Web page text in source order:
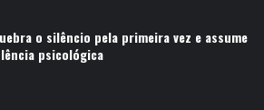
o silêncio pela primeira vez e assume
psicológica